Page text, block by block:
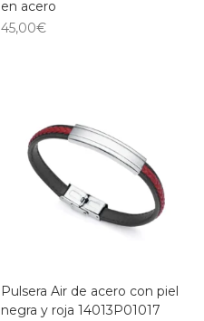
en acero
45,00€
Pulsera Air de acero con piel
negra y roja 14013P01017